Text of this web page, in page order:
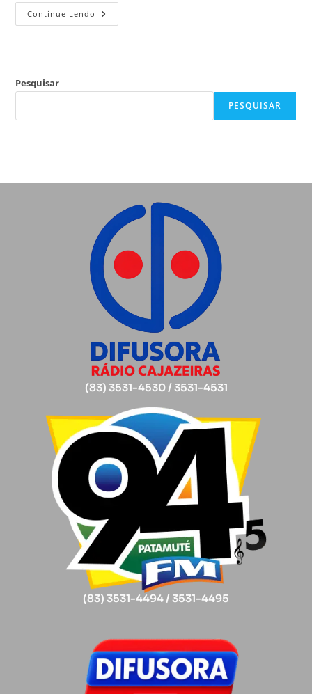
Continue Lendo
Pesquisar
PESQUISAR
(83) 3531-4530 / 3531-4531
(83) 3531-4494 / 3531-4495